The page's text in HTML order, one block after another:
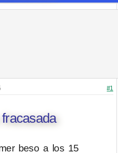
#1
beso a los 15